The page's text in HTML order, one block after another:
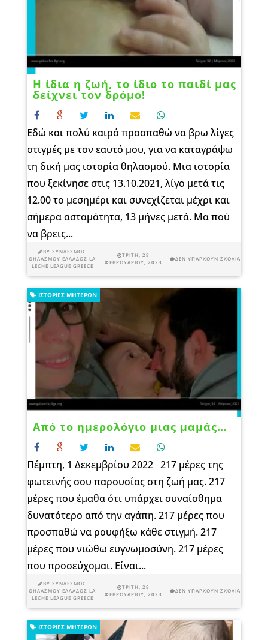
Η ίδια η ζωή, το ίδιο το παιδί μας
δείχνει τον δρόμο!
Εδώ και πολύ καιρό προσπαθώ να βρω λίγες
στιγμές με τον εαυτό μου, για να καταγράψω
τη δική μας ιστορία θηλασμού. Μια ιστορία
που ξεκίνησε στις 13.10.2021, λίγο μετά τις
12.00 το μεσημέρι και συνεχίζεται μέχρι και
σήμερα ασταμάτητα, 13 μήνες μετά. Μα πού
να βρεις...
BYΣΎΝΔΕΣΜΟΣ
ΘΗΛΑΣΜΟΎ ΕΛΛΆΔΟΣ LA
LECHE LEAGUE GREECE
ΤΡΊΤΗ, 28
ΦΕΒΡΟΥΑΡΊΟΥ, 2023
ΔΕΝ ΥΠΆΡΧΟΥΝ ΣΧΌΛΙΑ
Από το ημερολόγιο μιας μαμάς…
ΙΣΤΟΡΊΕΣ ΜΗΤΈΡΩΝ
Πέμπτη, 1 Δεκεμβρίου 2022 217 μέρες της
φωτεινής σου παρουσίας στη ζωή μας. 217
μέρες που έμαθα ότι υπάρχει συναίσθημα
δυνατότερο από την αγάπη. 217 μέρες που
προσπαθώ να ρουφήξω κάθε στιγμή. 217
μέρες που νιώθω ευγνωμοσύνη. 217 μέρες
που προσεύχομαι. Είναι...
BYΣΎΝΔΕΣΜΟΣ
ΘΗΛΑΣΜΟΎ ΕΛΛΆΔΟΣ LA
LECHE LEAGUE GREECE
ΤΡΊΤΗ, 28
ΦΕΒΡΟΥΑΡΊΟΥ, 2023
ΔΕΝ ΥΠΆΡΧΟΥΝ ΣΧΌΛΙΑ
ΙΣΤΟΡΊΕΣ ΜΗΤΈΡΩΝ